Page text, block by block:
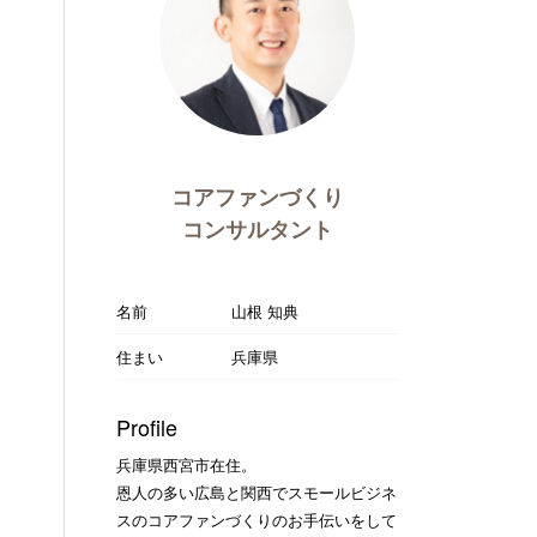
コアファンづくり
コンサルタント
名前
山根 知典
住まい
兵庫県
Profile
兵庫県西宮市在住。
恩人の多い広島と関西でスモールビジネ
スのコアファンづくりのお手伝いをして